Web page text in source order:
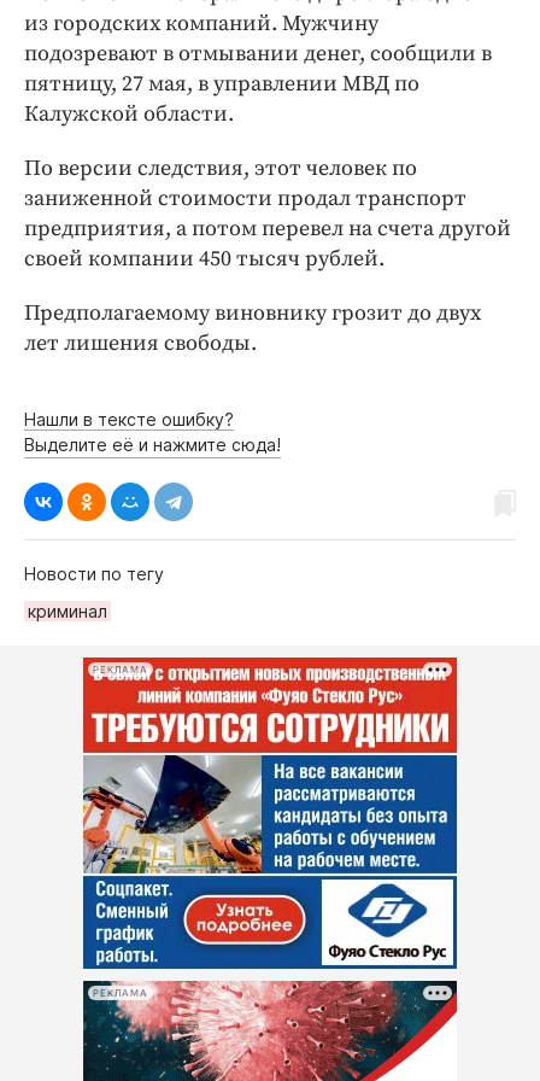
Интересное чтиво
Клиника года
Бренд года
Работодатель года
из городских компаний. Мужчину
подозревают в отмывании денег, сообщили в
пятницу, 27 мая, в управлении МВД по
Калужской области.
По версии следствия, этот человек по
заниженной стоимости продал транспорт
предприятия, а потом перевел на счета другой
своей компании 450 тысяч рублей.
Предполагаемому виновнику грозит до двух
лет лишения свободы.
Нашли в тексте ошибку?
Выделите её и нажмите сюда!
Новости по тегу
криминал
РЕКЛАМА
РЕКЛАМА